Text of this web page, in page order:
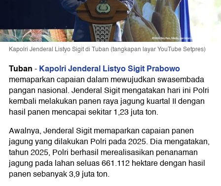
Kapolri Jenderal Listyo Sigit di Tuban (tangkapan layar YouTube Setpres)
Tuban-Kapolri Jenderal Listyo Sigit Prabowo
memaparkan capaian dalam mewujudkan swasembada
pangan nasional. Jenderal Sigit mengatakan hari ini Polri
kembali melakukan panen raya jagung kuartal II dengan
hasil panen mencapai sekitar 1,23 juta ton.
Awalnya, Jenderal Sigit memaparkan capaian panen
jagung yang dilakukan Polri pada 2025. Dia mengatakan,
tahun 2025, Polri berhasil merealisasikan penanaman
jagung pada lahan seluas 661.112 hektare dengan hasil
panen sebanyak 3,9 juta ton.